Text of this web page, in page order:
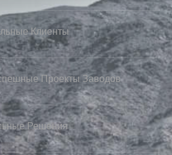
Клиенты
Проекты Заводов
Решения